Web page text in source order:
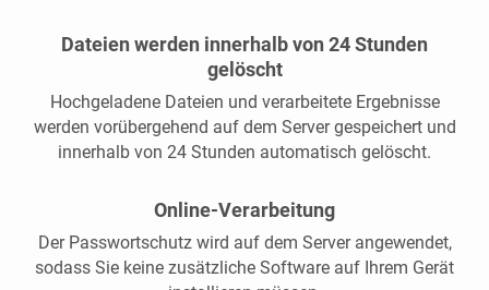
Dateien werden innerhalb von 24 Stunden
gelöscht
Hochgeladene Dateien und verarbeitete Ergebnisse
werden vorübergehend auf dem Server gespeichert und
innerhalb von 24 Stunden automatisch gelöscht.
Online-Verarbeitung
Der Passwortschutz wird auf dem Server angewendet,
sodass Sie keine zusätzliche Software auf Ihrem Gerät